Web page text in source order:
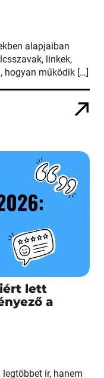
alapjaiban
linkek,
hogyan működik […]
lett
a
ír, hanem